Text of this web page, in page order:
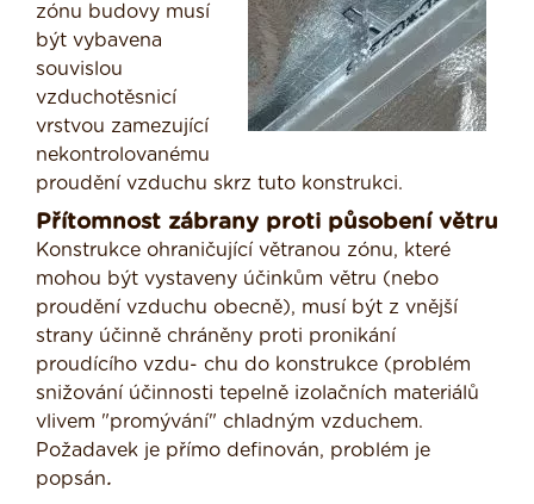
zónu budovy musí
být vybavena
souvislou
vzduchotěsnicí
vrstvou zamezující
nekontrolovanému
proudění vzduchu skrz tuto konstrukci.
Přítomnost zábrany proti působení větru
Konstrukce ohraničující větranou zónu, které
mohou být vystaveny účinkům větru (nebo
proudění vzduchu obecně), musí být z vnější
strany účinně chráněny proti pronikání
proudícího vzdu- chu do konstrukce (problém
snižování účinnosti tepelně izolačních materiálů
vlivem "promývání" chladným vzduchem.
Požadavek je přímo definován, problém je
popsán.